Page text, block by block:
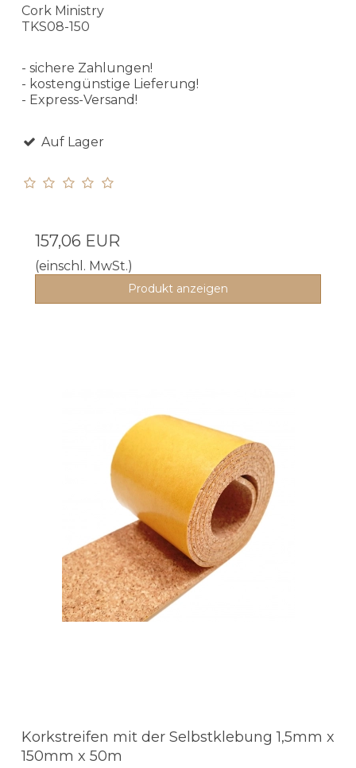
Cork Ministry
TKS08-150
- sichere Zahlungen!
- kostengünstige Lieferung!
- Express-Versand!
Auf Lager
157,06 EUR
(einschl. MwSt.)
Produkt anzeigen
Korkstreifen mit der Selbstklebung 1,5mm x
150mm x 50m